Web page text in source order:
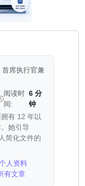
首席执行官兼
阅读时
间:
6 分
钟
有 12 年以
她引导
简化文件的
人资料
有文章